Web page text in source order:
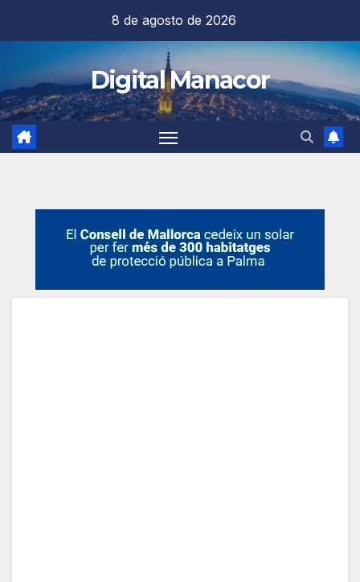
contenido
8 de agosto de 2026
Digital Manacor